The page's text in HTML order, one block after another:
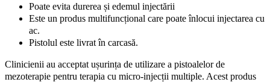
Poate evita durerea și edemul injectării
Este un produs multifuncțional care poate înlocui injectarea cu
ac.
Pistolul este livrat în carcasă.
Clinicienii au acceptat ușurința de utilizare a pistoalelor de
mezoterapie pentru terapia cu micro-injecții multiple. Acest produs